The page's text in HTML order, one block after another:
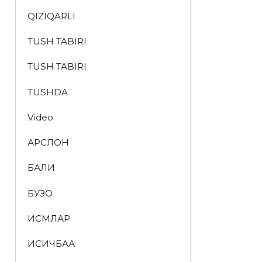
QIZIQARLI
TUSH TABIRI
TUSH TABIRI
TUSHDA
Video
АРСЛОН
БАЛИҚ
БУЗОҚ
ИСМЛАР
ҚИСҚИЧБАҚА